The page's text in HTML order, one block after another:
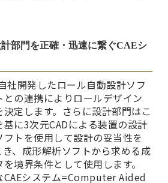
部門を正確・迅速に繋ぐCAEシ
社開発したロール自動設計ソフ
との連携によりロールデザイン
定します。さらに設計部門はこ
に3次元CADによる装置の設計
トを使用して設計の妥当性を
、成形解析ソフトから求める成
境界条件として使用します。
CAEシステム=Computer Aided